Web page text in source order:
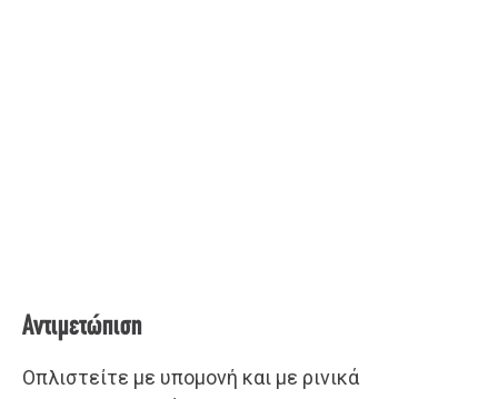
Αντιμετώπιση
Οπλιστείτε με υπομονή και με ρινικά